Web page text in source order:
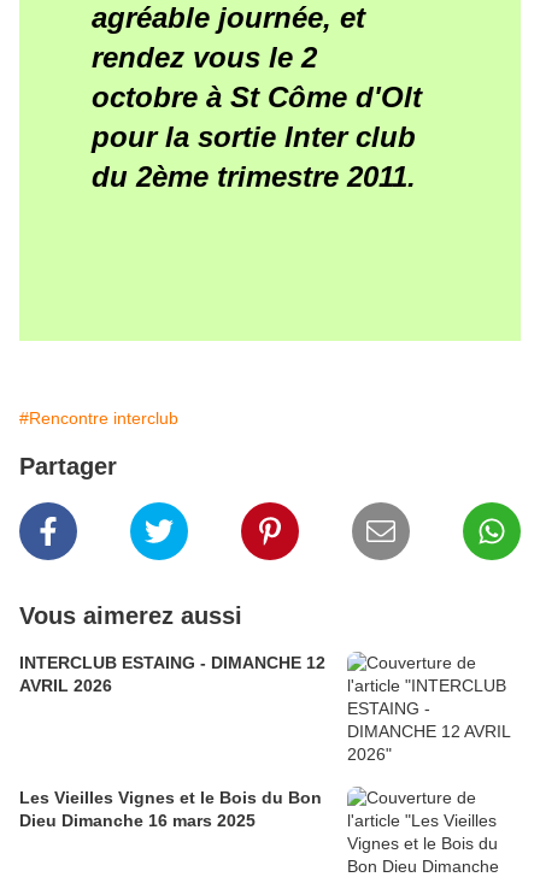
agréable journée, et
rendez vous le 2
octobre à St Côme d'Olt
pour la sortie Inter club
du 2ème trimestre 2011.
#Rencontre interclub
Partager
Vous aimerez aussi
INTERCLUB ESTAING - DIMANCHE 12
AVRIL 2026
Les Vieilles Vignes et le Bois du Bon
Dieu Dimanche 16 mars 2025